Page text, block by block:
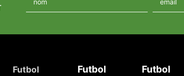
Futbol
Futbol
Futbol